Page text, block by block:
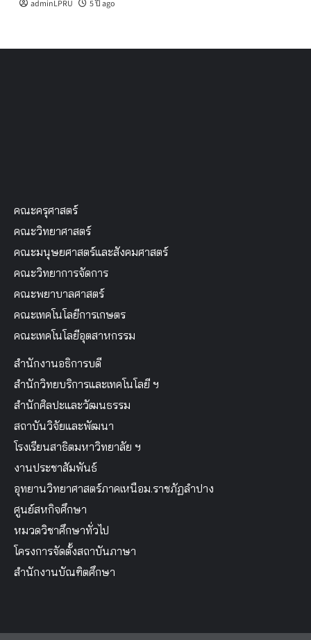
adminLPRU 5 ปี ago
คณะครุศาสตร์
คณะวิทยาศาสตร์
คณะมนุษยศาสตร์และสังคมศาสตร์
คณะวิทยาการจัดการ
คณะพยาบาลศาสตร์
คณะเทคโนโลยีการเกษตร
คณะเทคโนโลยีอุตสาหกรรม
สำนักงานอธิการบดี
สำนักวิทยบริการและเทคโนโลยี ฯ
สำนักศิลปะและวัฒนธรรม
สถาบันวิจัยและพัฒนา
โรงเรียนสาธิตมหาวิทยาลัย ฯ
งานประชาสัมพันธ์
อุทยานวิทยาศาสตร์ภาคเหนือม.ราชภัฏลำปาง
ศูนย์สหกิจศึกษา
หมวดวิชาศึกษาทั่วไป
โครงการจัดตั้งสถาบันภาษา
สำนักงานบัณฑิตศึกษา